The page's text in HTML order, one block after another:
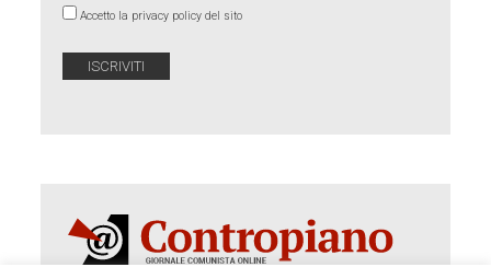
Accetto la privacy policy del sito